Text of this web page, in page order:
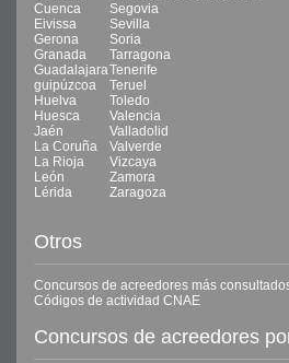
Cuenca
Segovia
Eivissa
Sevilla
Gerona
Soria
Granada
Tarragona
GuadalajaraTenerife
guipúzcoa
Teruel
Huelva
Toledo
Huesca
Valencia
Jaén
Valladolid
La Coruña
Valverde
La Rioja
Vizcaya
León
Zamora
Lérida
Zaragoza
Otros
Concursos de acreedores más
Códigos de actividad CNAE
Concursos de acreedores